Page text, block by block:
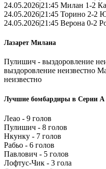
24.05.2026|21:45 Милан 1-2
24.05.2026|21:45 Торино 2-2
24.05.2026|21:45 Верона 0-2
Лазарет Милана
Пулишич - выздоровление
выздоровление неизвестно
неизвестно
Лучшие бомбардиры в Серии А
Леао - 9 голов
Пулишич - 8 голов
Нкунку - 7 голов
Рабьо - 6 голов
Павлович - 5 голов
Лофтус-Чик - 3 гола